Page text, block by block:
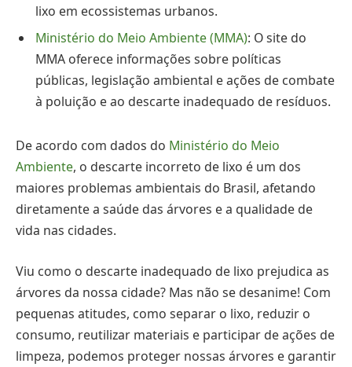
lixo em ecossistemas urbanos.
Ministério do Meio Ambiente (MMA): O site do
MMA oferece informações sobre políticas
públicas, legislação ambiental e ações de combate
à poluição e ao descarte inadequado de resíduos.
De acordo com dados do Ministério do Meio
Ambiente, o descarte incorreto de lixo é um dos
maiores problemas ambientais do Brasil, afetando
diretamente a saúde das árvores e a qualidade de
vida nas cidades.
Viu como o descarte inadequado de lixo prejudica as
árvores da nossa cidade? Mas não se desanime! Com
pequenas atitudes, como separar o lixo, reduzir o
consumo, reutilizar materiais e participar de ações de
limpeza, podemos proteger nossas árvores e garantir